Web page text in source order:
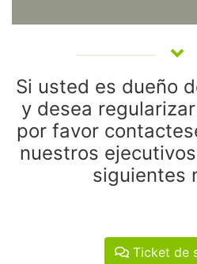
Si usted es dueño
y desea
por favor
nuestros
siguientes
Ticket de